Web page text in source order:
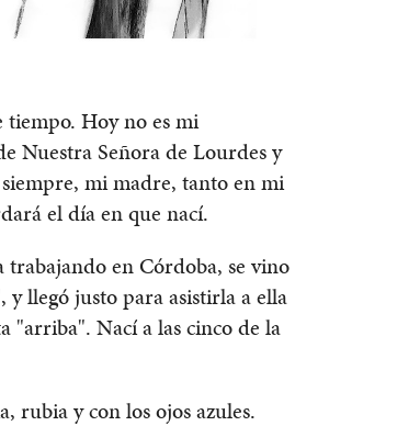
tiempo. Hoy no es mi
Nuestra Señora de Lourdes y
mi madre, tanto en mi
el día en que nací.
en Córdoba, se vino
llegó justo para asistirla a ella
"arriba". Nací a las cinco de la
rubia y con los ojos azules.